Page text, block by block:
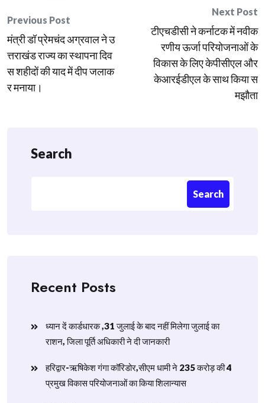
Post
navigation
Previous Post
मंत्री डॉ प्रेमचंद अग्रवाल ने उ
त्तराखंड राज्य का स्थापना दिव
स शहीदों की याद में दीप जलाक
र मनाया।
Next Post
टीएचडीसी ने कर्नाटक में नवीक
रणीय ऊर्जा परियोजनाओं के
विकास के लिए केपीसीएल और
केआरईडीएल के साथ किया स
मझौता
Search
Search
Recent Posts
ध्यान दें कार्डधारक ,31 जुलाई के बाद नहीं मिलेगा जुलाई का
राशन, जिला पूर्ति अधिकारी ने दी जानकारी
हरिद्वार-ऋषिकेश गंगा कॉरिडोर,सीएम धामी ने 235 करोड़ की 4
प्रमुख विकास परियोजनाओं का किया शिलान्यास